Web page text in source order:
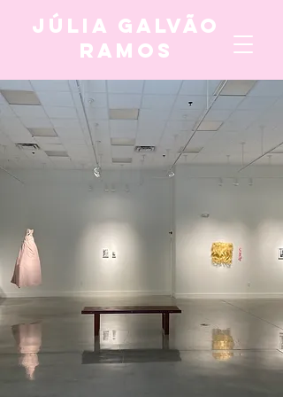
Júlia Galvão
Ramos